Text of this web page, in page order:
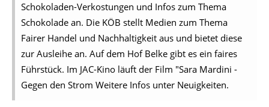
Schokoladen-Verkostungen und Infos zum Thema
Schokolade an. Die KÖB stellt Medien zum Thema
Fairer Handel und Nachhaltigkeit aus und bietet diese
zur Ausleihe an. Auf dem Hof Belke gibt es ein faires
Führstück. Im JAC-Kino läuft der Film "Sara Mardini -
Gegen den Strom Weitere Infos unter Neuigkeiten.